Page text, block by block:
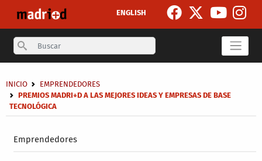
ENGLISH
Search
Emprendedores
Sobrescribir enlaces de ayuda a la navegación
INICIO
EMPRENDEDORES
PREMIOS MADRI+D A LAS MEJORES IDEAS Y EMPRESAS DE BASE
TECNOLÓGICA